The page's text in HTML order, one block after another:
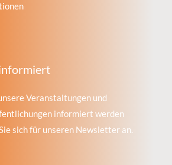
Veranstaltungen und
informiert werden
sich für unseren Newsletter an.